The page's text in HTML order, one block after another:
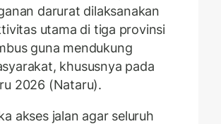
darurat dilaksanakan
utama di tiga provinsi
guna mendukung
khususnya pada
2026 (Nataru).
akses jalan agar seluruh